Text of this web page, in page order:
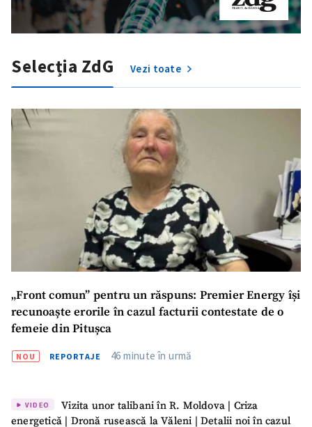
Selecția ZdG Vezi toate
„Front comun” pentru un răspuns: Premier Energy își
recunoaște erorile în cazul facturii contestate de o
femeie din Pitușca
NOU REPORTAJE 46 minute în urmă
VIDEO
Vizita unor talibani în R. Moldova | Criza
energetică | Dronă rusească la Văleni | Detalii noi în cazul
+ Adaugă titlu
Fotografie
+ Încarcă imagine
Link media
+ Link media
Mesajul știrei
+ Mesajul știrei